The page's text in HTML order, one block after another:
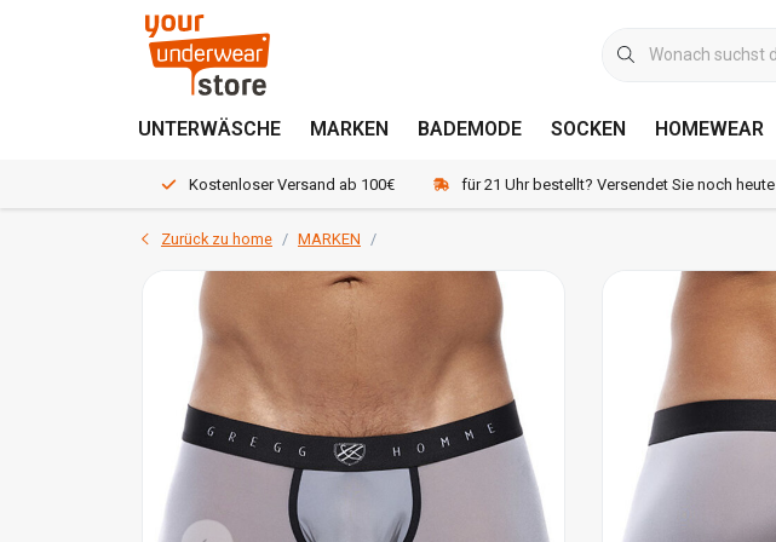
UNTERWÄSCHE MARKEN BADEMODE SOCKEN HOMEWEAR
Kostenloser Versand ab 100€ für 21 Uhr bestellt? Versendet Sie noch heute
Zurück zu home MARKEN